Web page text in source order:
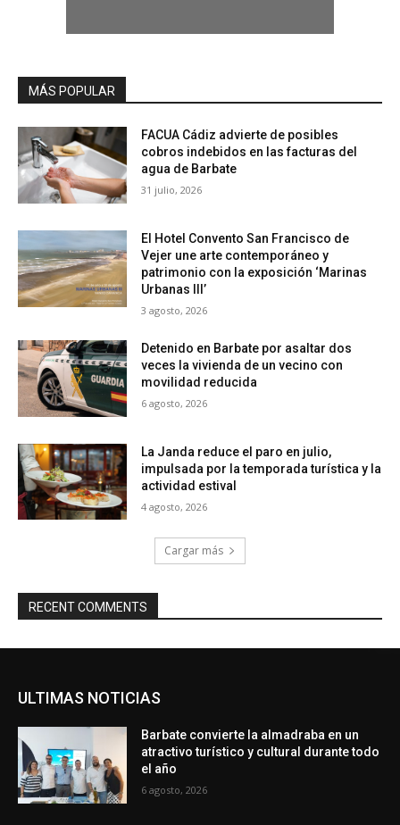
MÁS POPULAR
FACUA Cádiz advierte de posibles
cobros indebidos en las facturas del
agua de Barbate
31 julio, 2026
El Hotel Convento San Francisco de
Vejer une arte contemporáneo y
patrimonio con la exposición ‘Marinas
Urbanas III’
3 agosto, 2026
Detenido en Barbate por asaltar dos
veces la vivienda de un vecino con
movilidad reducida
6 agosto, 2026
La Janda reduce el paro en julio,
impulsada por la temporada turística y la
actividad estival
4 agosto, 2026
Cargar más
RECENT COMMENTS
ULTIMAS NOTICIAS
Barbate convierte la almadraba en un
atractivo turístico y cultural durante todo
el año
6 agosto, 2026